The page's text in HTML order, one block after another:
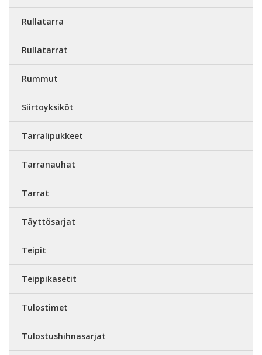
Rullatarra
Rullatarrat
Rummut
Siirtoyksiköt
Tarralipukkeet
Tarranauhat
Tarrat
Täyttösarjat
Teipit
Teippikasetit
Tulostimet
Tulostushihnasarjat